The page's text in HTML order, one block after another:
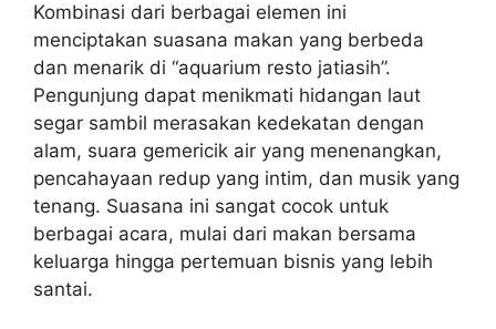
Kombinasi dari berbagai elemen ini
menciptakan suasana makan yang berbeda
dan menarik di “aquarium resto jatiasih”.
Pengunjung dapat menikmati hidangan laut
segar sambil merasakan kedekatan dengan
alam, suara gemericik air yang menenangkan,
pencahayaan redup yang intim, dan musik yang
tenang. Suasana ini sangat cocok untuk
berbagai acara, mulai dari makan bersama
keluarga hingga pertemuan bisnis yang lebih
santai.